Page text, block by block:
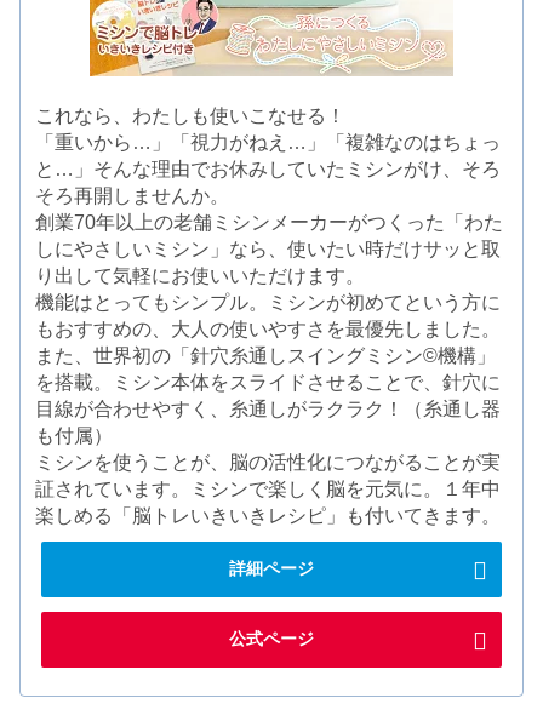
これなら、わたしも使いこなせる！
「重いから…」「視力がねえ…」「複雑なのはちょっ
と…」そんな理由でお休みしていたミシンがけ、そろ
そろ再開しませんか。
創業70年以上の老舗ミシンメーカーがつくった「わた
しにやさしいミシン」なら、使いたい時だけサッと取
り出して気軽にお使いいただけます。
機能はとってもシンプル。ミシンが初めてという方に
もおすすめの、大人の使いやすさを最優先しました。
また、世界初の「針穴糸通しスイングミシン©機構」
を搭載。ミシン本体をスライドさせることで、針穴に
目線が合わせやすく、糸通しがラクラク！（糸通し器
も付属）
ミシンを使うことが、脳の活性化につながることが実
証されています。ミシンで楽しく脳を元気に。１年中
楽しめる「脳トレいきいきレシピ」も付いてきます。
詳細ページ
公式ページ